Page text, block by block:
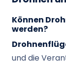
Können
werden?
und die